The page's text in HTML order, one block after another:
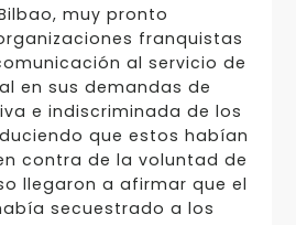
muy pronto
franquistas
al servicio de
en sus demandas de
e indiscriminada de los
que estos habían
contra de la voluntad de
llegaron a afirmar que el
secuestrado a los